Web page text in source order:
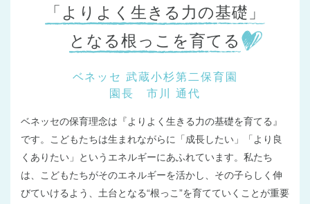
「よりよく生きる力の基礎」
となる根っこを育てる
ベネッセ 武蔵小杉第二保育園
園長 市川 通代
ベネッセの保育理念は『よりよく生きる力の基礎を育てる』
です。こどもたちは生まれながらに「成長したい」「より良
くありたい」というエネルギーにあふれています。私たち
は、こどもたちがそのエネルギーを活かし、その子らしく伸
びていけるよう、土台となる“根っこ”を育てていくことが重要